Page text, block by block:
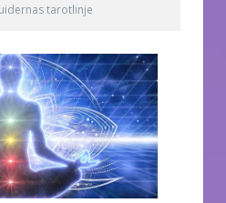
tarotlinje